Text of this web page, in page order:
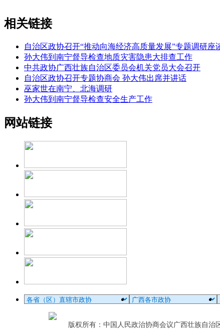
相关链接
自治区政协召开“推动向海经济高质量发展”专题调研座
孙大伟到南宁督导检查地质灾害隐患大排查工作
中共政协广西壮族自治区委员会机关党员大会召开
自治区政协召开专题协商会 孙大伟出席并讲话
巫家世在南宁、北海调研
孙大伟到南宁督导检查安全生产工作
网站链接
版权所有：中国人民政治协商会议广西壮族自治